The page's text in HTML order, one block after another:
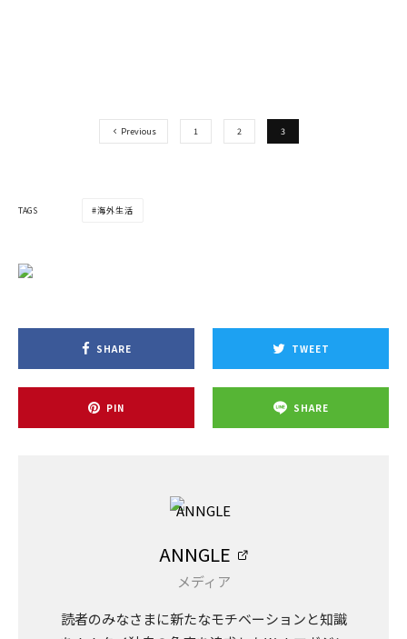
Previous 1 2 3
TAGS 海外生活
SHARE TWEET
PIN SHARE
ANNGLE
メディア
読者のみなさまに新たなモチベーションと知識